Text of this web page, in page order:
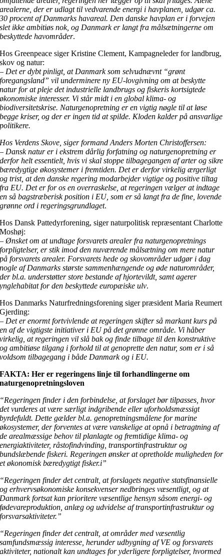
arealerne, der er udlagt til vedvarende energi i havplanen, udgør ca.
30 procent af Danmarks havareal. Den danske havplan er i forvejen
slet ikke ambitiøs nok, og Danmark er langt fra målsætningerne om
beskyttede havområder.
Hos Greenpeace siger Kristine Clement, Kampagneleder for landbrug,
skov og natur:
– Det er dybt pinligt, at Danmark som selvudnævnt “grønt
foregangsland” vil underminere ny EU-lovgivning om at beskytte
natur for at pleje det industrielle landbrugs og fiskeris kortsigtede
økonomiske interesser. Vi står midt i en global klima- og
biodiversitetskrise. Naturgenopretning er en vigtig nøgle til at løse
begge kriser, og der er ingen tid at spilde. Kloden kalder på ansvarlige
politikere.
Hos Verdens Skove, siger formand Anders Morten Christoffersen:
– Dansk natur er i ekstrem dårlig forfatning og naturgenopretning er
derfor helt essentielt, hvis vi skal stoppe tilbagegangen af arter og sikre
bæredygtige økosystemer i fremtiden. Det er derfor virkelig ærgerligt
og trist, at den danske regering modarbejder vigtige og positive tiltag
fra EU. Det er for os en overraskelse, at regeringen vælger at indtage
en så bagstræberisk position i EU, som er så langt fra de fine, lovende
grønne ord i regeringsgrundlaget.
Hos Dansk Pattedyrforening, siger naturpolitisk repræsentant Charlotte
Moshøj:
– Ønsket om at undtage forsvarets arealer fra naturgenopretnings
forpligtelser, er stik imod den nuværende målsætning om mere natur
på forsvarets arealer. Forsvarets hede og skovområder udgør i dag
nogle af Danmarks største sammenhængende og øde naturområder,
der bl.a. understøtter store bestande af hjortevildt, samt agerer
ynglehabitat for den beskyttede europæiske ulv.
Hos Danmarks Naturfredningsforening siger præsident Maria Reumert
Gjerding:
– Det er enormt fortvivlende at regeringen skifter så markant kurs på
en af de vigtigste initiativer i EU på det grønne område. Vi håber
virkelig, at regeringen vil slå bak og finde tilbage til den konstruktive
og ambitiøse tilgang i forhold til at genoprette den natur, som er i så
voldsom tilbagegang i både Danmark og i EU.
FAKTA: Her er regeringens linje til forhandlingerne om
naturgenopretningsloven
“Regeringen finder i den forbindelse, at forslaget bør tilpasses, hvor
det vurderes at være særligt indgribende eller uforholdsmæssigt
byrdefuldt. Dette gælder bl.a. genopretningsmålene for marine
økosystemer, der forventes at være vanskelige at opnå i betragtning af
de arealmæssige behov til planlagte og fremtidige klima- og
energiaktiviteter, råstofindvinding, transportinfrastruktur og
bundslæbende fiskeri. Regeringen ønsker at opretholde muligheden for
et økonomisk bæredygtigt fisker.i”
“Regeringen finder det centralt, at forslagets negative statsfinansielle
og erhvervsøkonomiske konsekvenser nedbringes væsentligt, og at
Danmark fortsat kan prioritere væsentlige hensyn såsom energi- og
fødevareproduktion, anlæg og udvidelse af transportinfrastruktur og
forsvarsaktiviteter.”
“Regeringen finder det centralt, at områder med væsentlig
samfundsmæssig interesse, herunder udbygning af VE og forsvarets
aktiviteter, nationalt kan undtages for yderligere forpligtelser, hvormed